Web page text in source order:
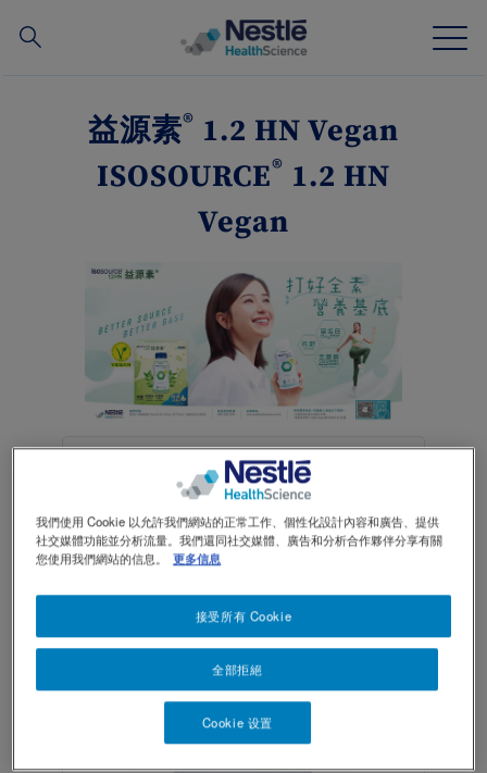
尋
我們的團隊
投資和合作夥伴
Contact
Contact Us 聯絡我們
ZH TOGGLE DROPDOWN
Social
益源素® 1.2 HN Vegan
ISOSOURCE® 1.2 HN
Vegan
我們使用 Cookie 以允許我們網站的正常工作、個性化設計內容和廣告、提供
社交媒體功能並分析流量。我們還同社交媒體、廣告和分析合作夥伴分享有關
您使用我們網站的信息。
更多信息
全部拒絕
接受所有 Cookie
Cookie 设置